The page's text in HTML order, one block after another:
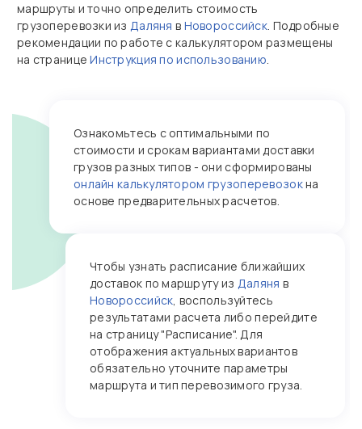
маршруты и точно определить стоимость
грузоперевозки изДаляня в Новороссийск. Подробные
рекомендации по работе с калькулятором размещены
на страницеИнструкция по использованию.
Ознакомьтесь с оптимальными по
стоимости и срокам вариантами доставки
грузов разных типов - они сформированы
онлайн калькулятором грузоперевозокна
основе предварительных расчетов.
Чтобы узнать расписание ближайших
доставок по маршруту из Даляня в
Новороссийск, воспользуйтесь
результатами расчета либо перейдите
на страницу "Расписание". Для
отображения актуальных вариантов
обязательно уточните параметры
маршрута и тип перевозимого груза.